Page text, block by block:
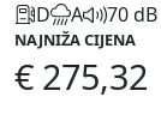
D A 70 dB
NAJNIŽA CIJENA
€ 275,32